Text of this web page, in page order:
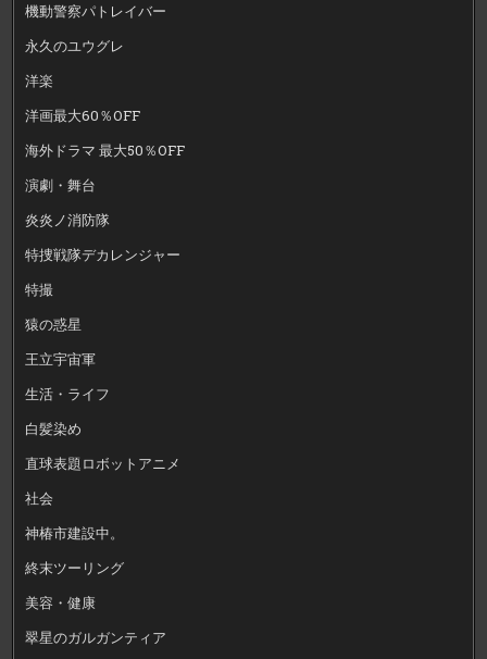
機動警察パトレイバー
永久のユウグレ
洋楽
洋画最大60％OFF
海外ドラマ 最大50％OFF
演劇・舞台
炎炎ノ消防隊
特捜戦隊デカレンジャー
特撮
猿の惑星
王立宇宙軍
生活・ライフ
白髪染め
直球表題ロボットアニメ
社会
神椿市建設中。
終末ツーリング
美容・健康
翠星のガルガンティア